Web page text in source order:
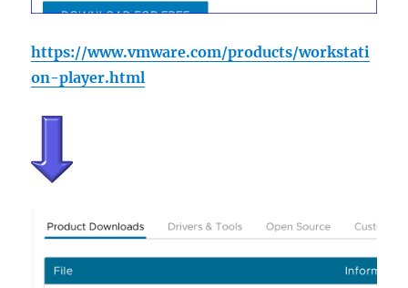
https://www.vmware.com/products/workstati
on-player.html